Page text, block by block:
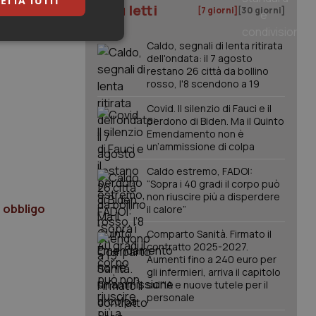
obbligo
I più letti [7 giorni] [30 giorni]
Caldo, segnali di lenta ritirata
dell'ondata: il 7 agosto
restano 26 città da bollino
rosso, l'8 scendono a 19
Covid. Il silenzio di Fauci e il
perdono di Biden. Ma il Quinto
Emendamento non è
un’ammissione di colpa
Caldo estremo, FADOI:
“Sopra i 40 gradi il corpo può
non riuscire più a disperdere
il calore”
Comparto Sanità. Firmato il
contratto 2025-2027.
Aumenti fino a 240 euro per
gli infermieri, arriva il capitolo
sull'IA e nuove tutele per il
personale